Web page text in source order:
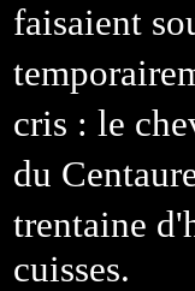
faisaient
cris : le
du
trentaine
cuisses.